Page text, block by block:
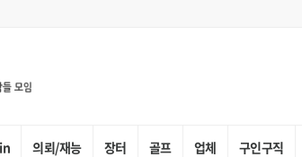
의뢰/재능 장터 골프 업체 구인구직